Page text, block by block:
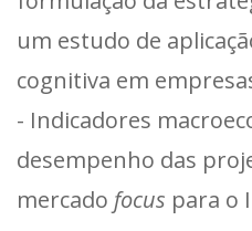
um estudo de
cognitiva em
- Indicadores
desempenho das
mercado focus para o